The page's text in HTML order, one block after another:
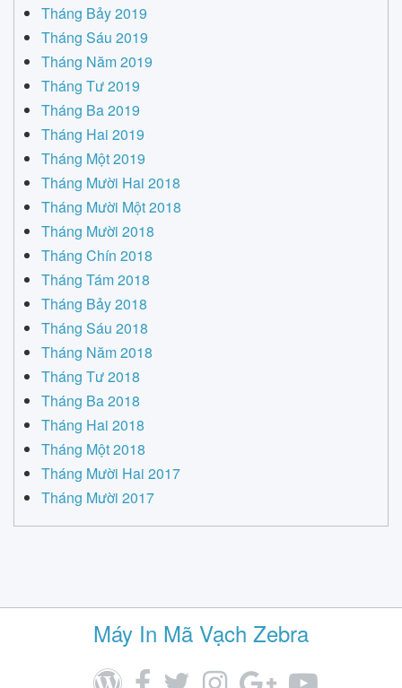
Tháng Bảy 2019
Tháng Sáu 2019
Tháng Năm 2019
Tháng Tư 2019
Tháng Ba 2019
Tháng Hai 2019
Tháng Một 2019
Tháng Mười Hai 2018
Tháng Mười Một 2018
Tháng Mười 2018
Tháng Chín 2018
Tháng Tám 2018
Tháng Bảy 2018
Tháng Sáu 2018
Tháng Năm 2018
Tháng Tư 2018
Tháng Ba 2018
Tháng Hai 2018
Tháng Một 2018
Tháng Mười Hai 2017
Tháng Mười 2017
Máy In Mã Vạch Zebra